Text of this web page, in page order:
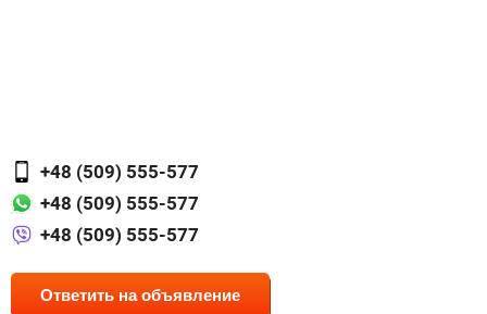
+48 (509) 555-577
+48 (509) 555-577
+48 (509) 555-577